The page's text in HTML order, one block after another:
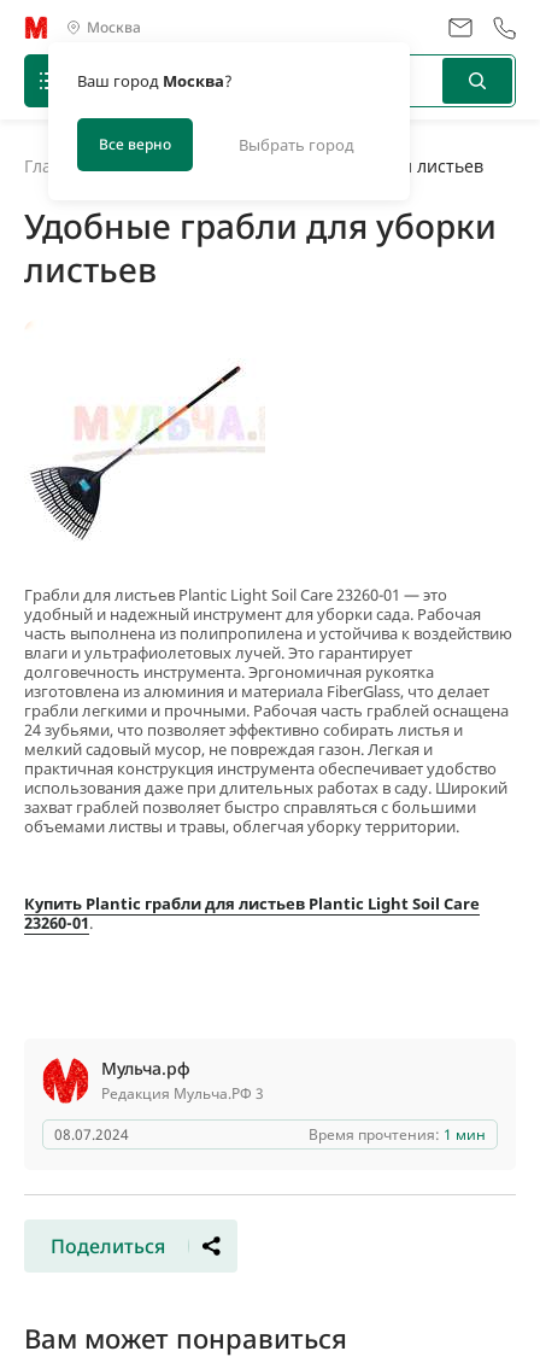
Москва
Ваш город Москва?
Все верно Выбрать город
Главная Удобные грабли для уборки листьев
Удобные грабли для уборки
листьев
Грабли для листьев Plantic Light Soil Care 23260-01 — это
удобный и надежный инструмент для уборки сада. Рабочая
часть выполнена из полипропилена и устойчива к воздействию
влаги и ультрафиолетовых лучей. Это гарантирует
долговечность инструмента. Эргономичная рукоятка
изготовлена из алюминия и материала FiberGlass, что делает
грабли легкими и прочными. Рабочая часть граблей оснащена
24 зубьями, что позволяет эффективно собирать листья и
мелкий садовый мусор, не повреждая газон. Легкая и
практичная конструкция инструмента обеспечивает удобство
использования даже при длительных работах в саду. Широкий
захват граблей позволяет быстро справляться с большими
объемами листвы и травы, облегчая уборку территории.
Купить Plantic грабли для листьев Plantic Light Soil Care
23260-01.
Мульча.рф
Редакция Мульча.РФ 3
08.07.2024
Время прочтения: 1 мин
Поделиться
Вам может понравиться